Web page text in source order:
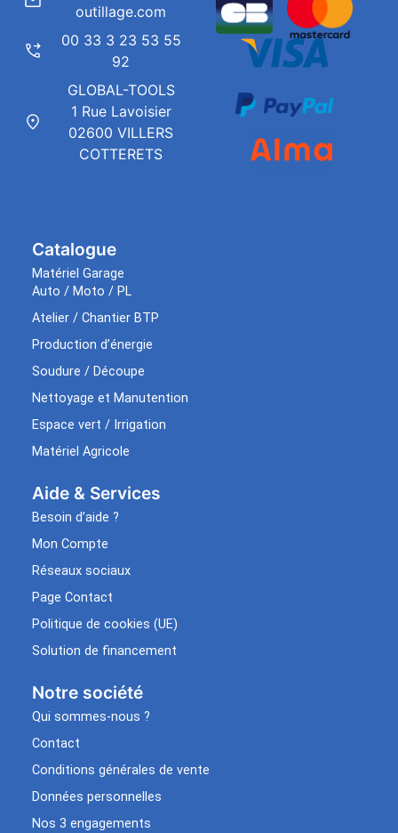
Catalogue
Matériel Garage
Auto / Moto / PL
Atelier / Chantier BTP
Production d’énergie
Soudure / Découpe
Nettoyage et Manutention
Espace vert / Irrigation
Matériel Agricole
Aide & Services​
Besoin d’aide ?
Mon Compte
Réseaux sociaux
Page Contact
Politique de cookies (UE)
Solution de financement
Notre société
Qui sommes-nous ?
Contact
Conditions générales de vente
Données personnelles
Nos 3 engagements
outillage.com
00 33 3 23 53 55
92
GLOBAL-TOOLS
1 Rue Lavoisier
02600 VILLERS
COTTERETS